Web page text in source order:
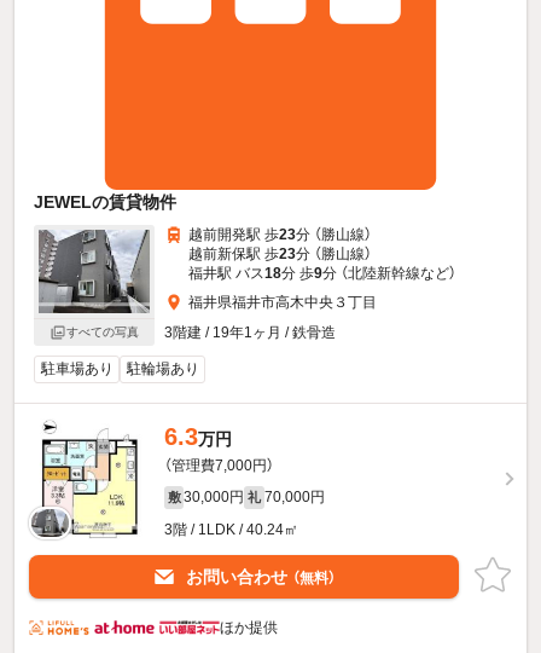
JEWELの賃貸物件
すべての写真
越前開発駅 歩23分 （勝山線）
越前新保駅 歩23分 （勝山線）
福井駅 バス18分 歩9分 （北陸新幹線など）
福井県福井市高木中央３丁目
3階建 / 19年1ヶ月 / 鉄骨造
駐車場あり 駐輪場あり
6.3万円
（管理費7,000円）
敷 30,000円 礼 70,000円
3階 / 1LDK / 40.24㎡
お問い合わせ （無料）
ほか提供